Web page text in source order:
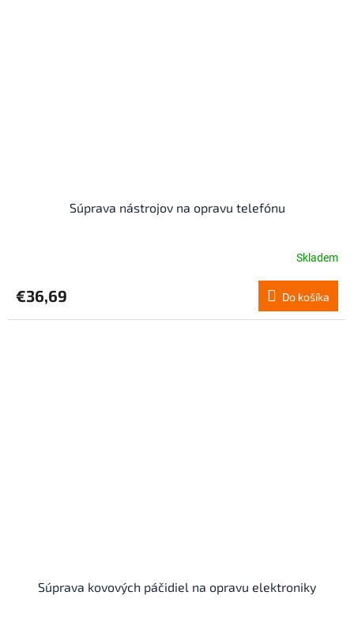
Súprava nástrojov na opravu telefónu
Skladem
€36,69 Do košíka
Súprava kovových páčidiel na opravu elektroniky